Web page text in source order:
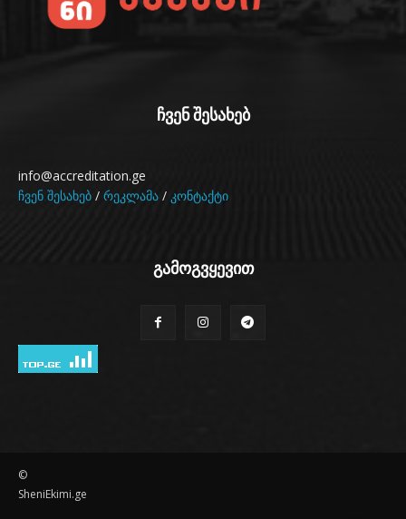
ჩვენ შესახებ
info@accreditation.ge
ჩვენ შესახებ / რეკლამა / კონტაქტი
გამოგვყევით
©
SheniEkimi.ge